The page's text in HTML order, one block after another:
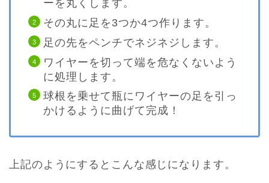
ーを丸くします。
その丸に足を3つか4つ作ります。
足の先をペンチでネジネジします。
ワイヤーを切って端を危なくないよう
に処理します。
球根を乗せて瓶にワイヤーの足を引っ
かけるように曲げて完成！
上記のようにするとこんな感じになります。